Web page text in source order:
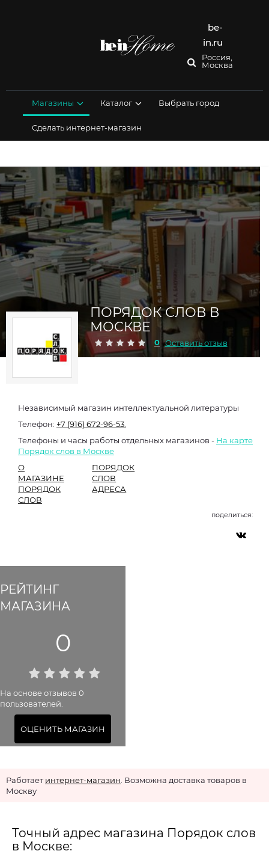
be-
in.ru
Россия,
Москва
Магазины Каталог Выбрать город
Сделать интернет-магазин
ПОРЯДОК СЛОВ В
МОСКВЕ
0 Оставить отзыв
РЕЙТИНГ
МАГАЗИНА
0
На основе отзывов 0
пользователей.
ОЦЕНИТЬ МАГАЗИН
Независимый магазин интеллектуальной литературы
Телефон: +7 (916) 672-96-53.
Телефоны и часы работы отдельных магазинов - На карте
Порядок слов в Москве
О
МАГАЗИНЕ
ПОРЯДОК
СЛОВ
ПОРЯДОК
СЛОВ
АДРЕСА
поделиться:
Работаетинтернет-магазин . Возможна доставка товаров в
Москву
Точный адрес магазина Порядок слов
в Москве: